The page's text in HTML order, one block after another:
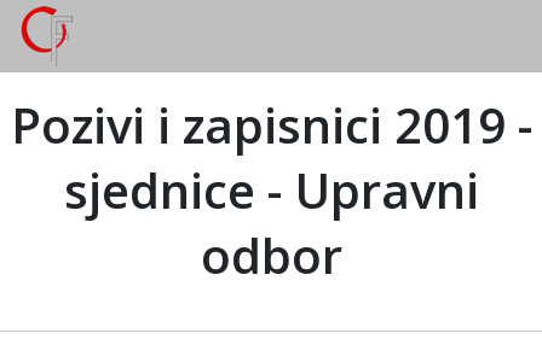
Pozivi i zapisnici 2019 -
sjednice - Upravni
odbor